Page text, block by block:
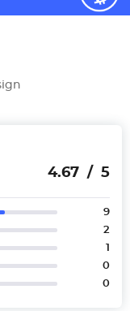
4.67 / 5
9
2
1
0
0